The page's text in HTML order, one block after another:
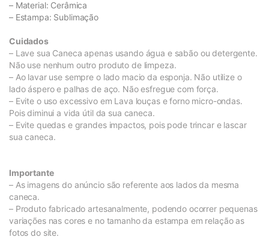
– Material: Cerâmica
– Estampa: Sublimação
Cuidados
– Lave sua Caneca apenas usando água e sabão ou detergente.
Não use nenhum outro produto de limpeza.
– Ao lavar use sempre o lado macio da esponja. Não utilize o
lado áspero e palhas de aço. Não esfregue com força.
– Evite o uso excessivo em Lava louças e forno micro-ondas.
Pois diminui a vida útil da sua caneca.
– Evite quedas e grandes impactos, pois pode trincar e lascar
sua caneca.
Importante
– As imagens do anúncio são referente aos lados da mesma
caneca.
– Produto fabricado artesanalmente, podendo ocorrer pequenas
variações nas cores e no tamanho da estampa em relação as
fotos do site.